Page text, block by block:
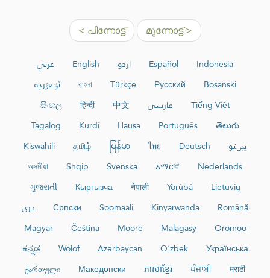
< പിന്നോട്ട് മുന്നോട്ട് >
عربي English اردو Español
Indonesia
ئۇيغۇرچە
বাংলা Türkçe Русский
Bosanski
සිංහල
हिन्दी 中文 فارسی
Tiếng Việt
Tagalog
Kurdî Hausa Português
తెలుగు
Kiswahili
தமிழ் မြန်မာ ไทย Deutsch
پښتو
অসমীয়া
Shqip Svenska አማርኛ
Nederlands
ગુજરાતી
Кыргызча नेपाली Yorùbá
Lietuvių
دری
Српски Soomaali Kinyarwanda
Română
Magyar
Čeština Moore Malagasy
Oromoo
ಕನ್ನಡ
Wolof Azərbaycan O‘zbek
Українська
ქართული
Македонски ភាសាខ្មែរ ਪੰਜਾਬੀ
मराठी